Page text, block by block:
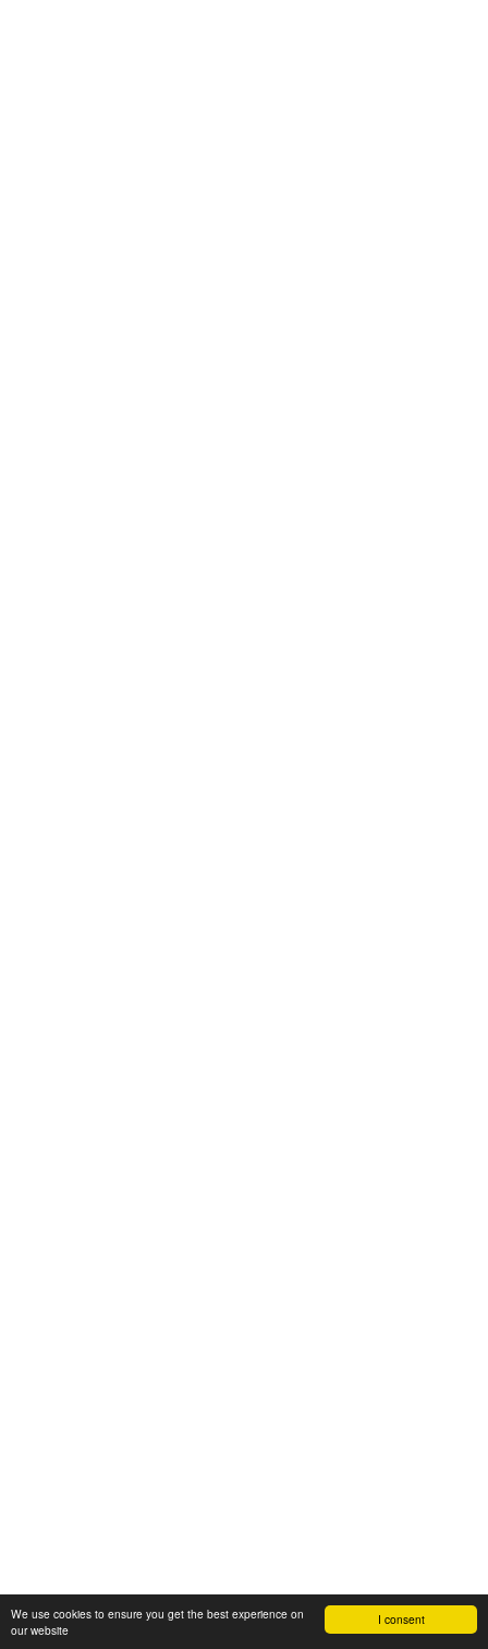
I consent
We use cookies to ensure you get the best experience on
our website